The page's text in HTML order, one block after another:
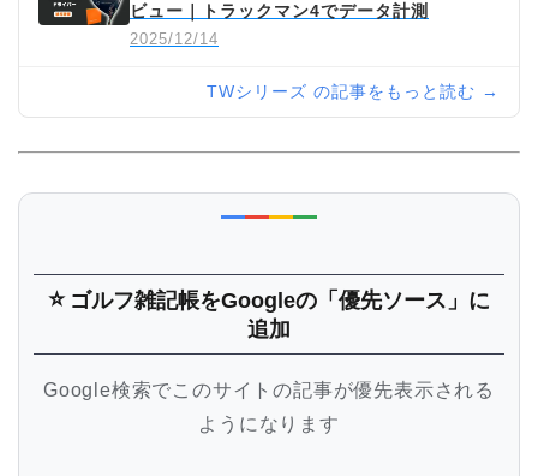
ビュー｜トラックマン4でデータ計測
2025/12/14
TWシリーズ の記事をもっと読む →
⭐ ゴルフ雑記帳をGoogleの「優先ソース」に
追加
Google検索でこのサイトの記事が優先表示される
ようになります